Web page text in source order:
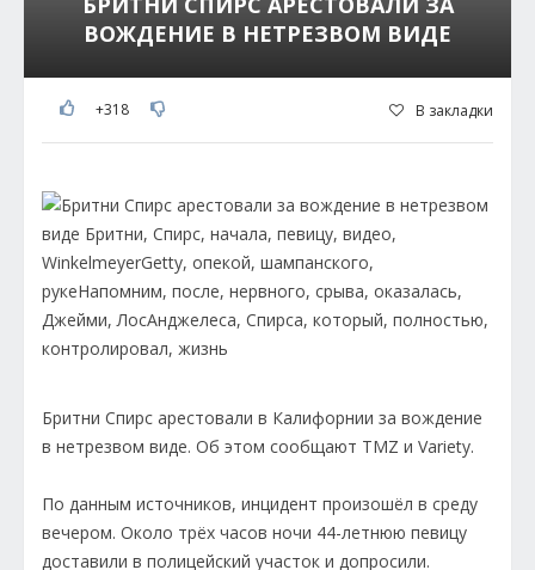
ВОЖДЕНИЕ В НЕТРЕЗВОМ ВИДЕ
+318 В закладки
Бритни Спирс арестовали в Калифорнии за вождение
в нетрезвом виде. Об этом сообщают TMZ и Variety.
По данным источников, инцидент произошёл в среду
вечером. Около трёх часов ночи 44-летнюю певицу
доставили в полицейский участок и допросили.